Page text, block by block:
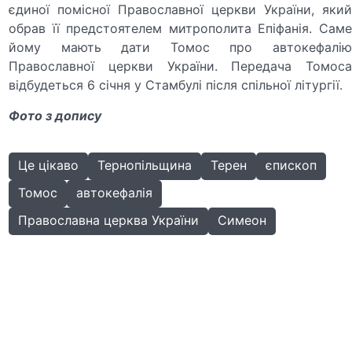
єдиної помісної Православної церкви України, який
обрав її предстоятелем митрополита Епіфанія. Саме
йому мають дати Томос про автокефалію
Православної церкви України. Передача Томоса
відбудеться 6 січня у Стамбулі після спільної літургії.
Фото з допису
Це цікаво Тернопільщина Терен
єпископ
Томос
автокефалія
Православна церква України
Симеон